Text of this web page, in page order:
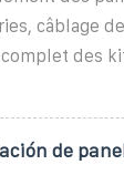
câblage
des
de